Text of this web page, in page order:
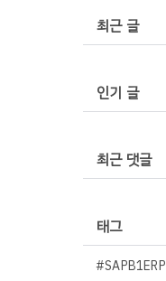
최근 글
인기 글
최근 댓글
태그
#SAPB1ERP